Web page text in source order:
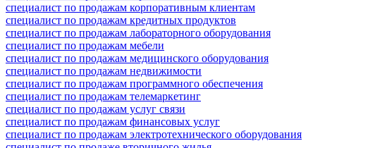
специалист по продажам корпоративным клиентам
специалист по продажам кредитных продуктов
специалист по продажам лабораторного оборудования
специалист по продажам мебели
специалист по продажам медицинского оборудования
специалист по продажам недвижимости
специалист по продажам программного обеспечения
специалист по продажам телемаркетинг
специалист по продажам услуг связи
специалист по продажам финансовых услуг
специалист по продажам электротехнического оборудования